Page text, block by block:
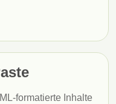
formatierte Inhalte